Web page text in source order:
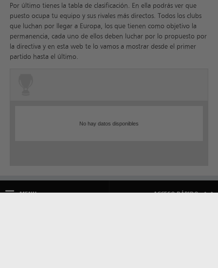
Por último tienes la tabla de clasificación. En ella podrás ver que
puesto ocupa tu equipo y sus rivales más directos. Todos los clubs
que luchan por llegar a Europa, los que tienen como objetivo la
permanencia, cada uno de ellos deben luchar por lo propuesto por
la directiva y en esta web te lo vamos a mostrar desde el primer
partido hasta el último.
No hay datos disponibles
MENU ACCESO RÁPIDO